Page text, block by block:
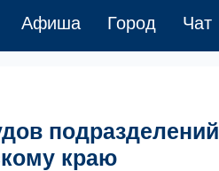
Афиша Город Чат
подразделений
краю